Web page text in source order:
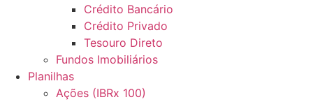
Crédito Bancário
Crédito Privado
Tesouro Direto
Fundos Imobiliários
Planilhas
Ações (IBRx 100)